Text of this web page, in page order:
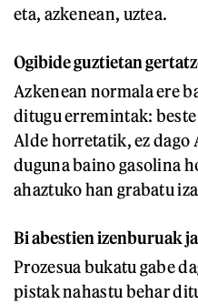
eta, azkenean, uztea.
Ogibide guztietan
Azkenean normala ere
ditugu erremintak:
Alde horretatik,ez dago
duguna baino gasolina
ahaztuko han grabatu
Bi abestien izenburuak
Prozesua bukatu gabe
pistak nahastu behar